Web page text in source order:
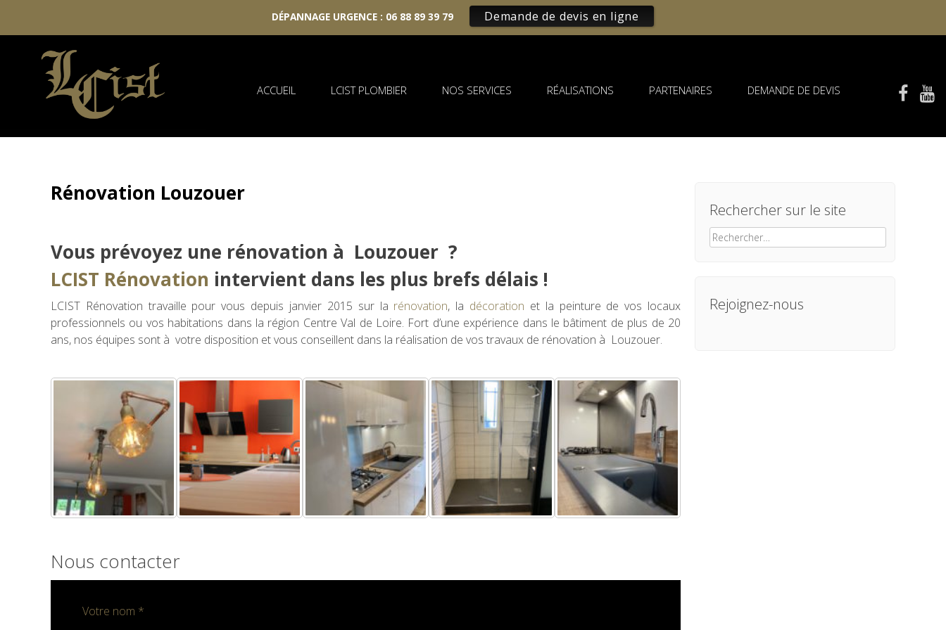
ACCUEIL LCIST PLOMBIER NOS SERVICES RÉALISATIONS PARTENAIRES DEMANDE DE DEVIS
Rénovation Louzouer
Vous prévoyez une rénovation à Louzouer ?
LCIST Rénovation intervient dans les plus brefs délais !
LCIST Rénovation travaille pour vous depuis janvier 2015 sur la rénovation, la décoration et la peinture de vos locaux
professionnels ou vos habitations dans la région Centre Val de Loire. Fort d’une expérience dans le bâtiment de plus de 20
ans, nos équipes sont à votre disposition et vous conseillent dans la réalisation de vos travaux de rénovation à Louzouer.
Nous contacter
Votre nom *
Rechercher sur le site
Rechercher :
Rejoignez-nous
DÉPANNAGE URGENCE : 06 88 89 39 79 Demande de devis en ligne